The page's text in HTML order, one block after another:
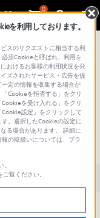
0
作できな
品カテゴリー・製品
性があります。
を利用しております。
スのリクエストに相当する利
須Cookieと呼ばれ、利用を
おけるお客様の利用状況を分
ズされたサービス・広告を提
定の情報を収集する場合が
Cookieを拒否する」をクリ
を受け入れる」をクリ
設定」をクリックして
。選択したCookieの設定に
る場合があります。 詳細に
の取扱いについては、プラ
ご覧ください。